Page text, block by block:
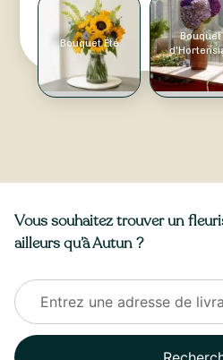
Bouquet Été
Bouquet
Vous souhaitez trouver un
ailleurs qu’à Autun ?